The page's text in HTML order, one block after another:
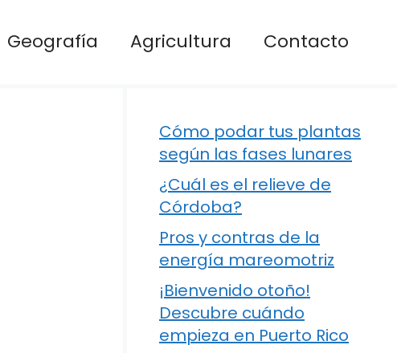
Geografía Agricultura Contacto
Cómo podar tus plantas
según las fases lunares
¿Cuál es el relieve de
Córdoba?
Pros y contras de la
energía mareomotriz
¡Bienvenido otoño!
Descubre cuándo
empieza en Puerto Rico